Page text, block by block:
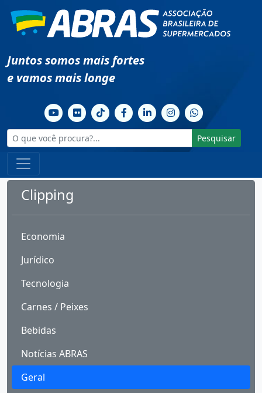
Juntos somos mais fortes
e vamos mais longe
Pesquisar
Clipping
Economia
Jurídico
Tecnologia
Carnes / Peixes
Bebidas
Notícias ABRAS
Geral